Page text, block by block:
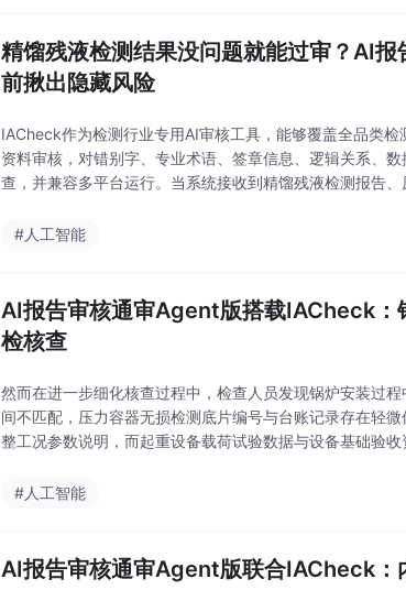
精馏残液检测结果没问题就能过审？AI
前揪出隐藏风险
IACheck作为检测行业专用AI审核工具，能够覆盖全品类
资料审核，对错别字、专业术语、签章信息、逻辑关系、
查，并兼容多平台运行。当系统接收到精馏残液检测报告
体系要求，将审核工
#人工智能
AI报告审核通审Agent版搭载IACheck：
检核查
然而在进一步细化核查过程中，检查人员发现锅炉安装过
间不匹配，压力容器无损检测底片编号与台账记录存在轻
整工况参数说明，而起重设备载荷试验数据与设备基础验
焊接与材料审核、无损检测审
#人工智能
AI报告审核通审Agent版联合IACheck：